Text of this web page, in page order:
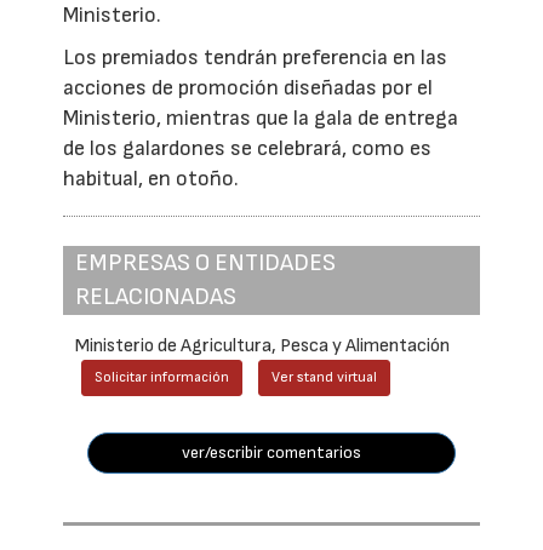
Ministerio.
Los premiados tendrán preferencia en las
acciones de promoción diseñadas por el
Ministerio, mientras que la gala de entrega
de los galardones se celebrará, como es
habitual, en otoño.
EMPRESAS O ENTIDADES
RELACIONADAS
Ministerio de Agricultura, Pesca y Alimentación
Solicitar información Ver stand virtual
ver/escribir comentarios